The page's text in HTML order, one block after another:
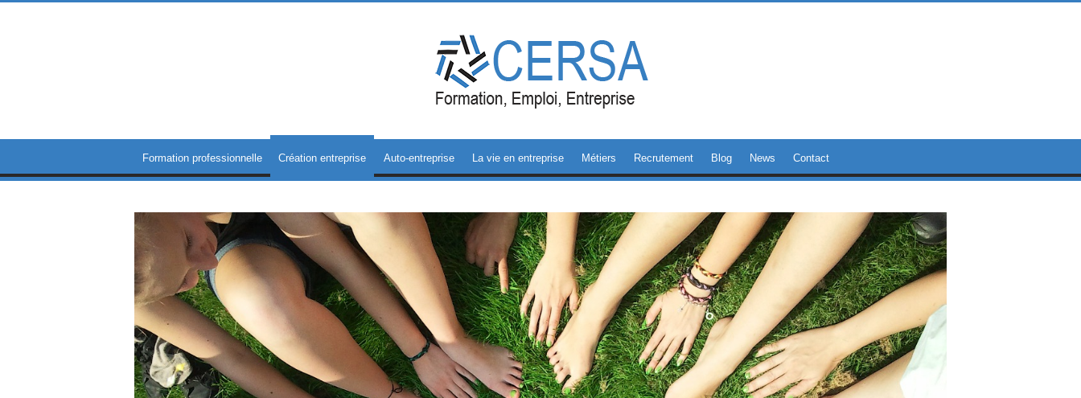
Formation professionnelle Création entreprise Auto-entreprise La vie en entreprise Métiers Recrutement Blog News Contact